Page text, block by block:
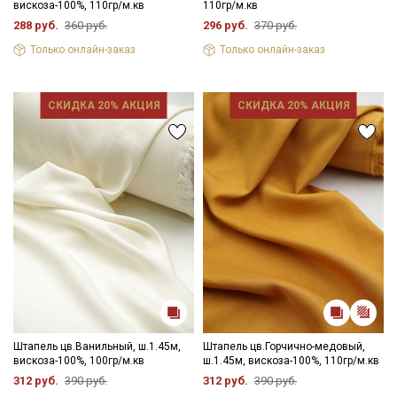
вискоза-100%, 110гр/м.кв
288 руб. 360 руб.
Только онлайн-заказ
110гр/м.кв
296 руб. 370 руб.
Только онлайн-заказ
СКИДКА 20% АКЦИЯ
Штапель цв.Ванильный, ш.1.45м,
вискоза-100%, 100гр/м.кв
312 руб. 390 руб.
СКИДКА 20% АКЦИЯ
Штапель цв.Горчично-медовый,
ш.1.45м, вискоза-100%, 110гр/м.кв
312 руб. 390 руб.
Секретная рассылка от Купава
Мы публикуем здесь дополнительные